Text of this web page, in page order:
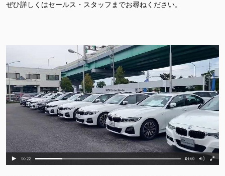
ぜひ詳しくはセールス・スタッフまでお尋ねください。